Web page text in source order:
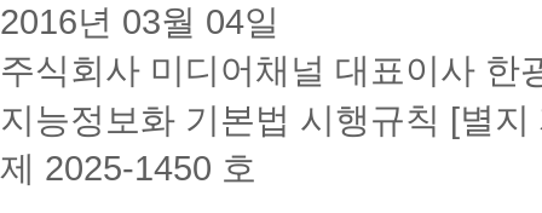
2016년 03월 04일
주식회사 미디어채널 대표이사 한
지능정보화 기본법 시행규칙 [별지
제 2025-1450 호